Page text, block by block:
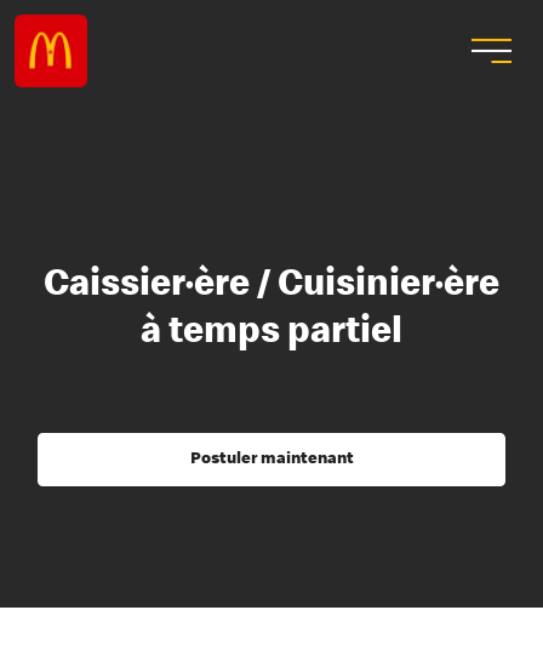
Caissier·ère / Cuisinier·ère
à temps partiel
Postuler maintenant